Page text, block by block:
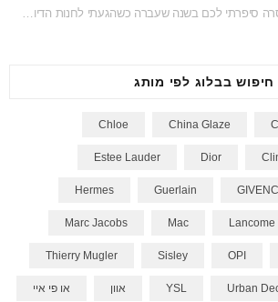
על מותג בשמי הנישה מנסרה סיפרתי לכם בשנה שעברה כשהגעתי לחנות הדיוטי פרי כדי לצלם…
חיפוש בבלוג לפי מותג
China Glaze
Chloe
Dior
Estee Lauder
Guerlain
Hermes
Lancome
Mac
Marc Jacobs
OPI
Sisley
Thierry Mugler
Urban
YSL אוון או פי איי